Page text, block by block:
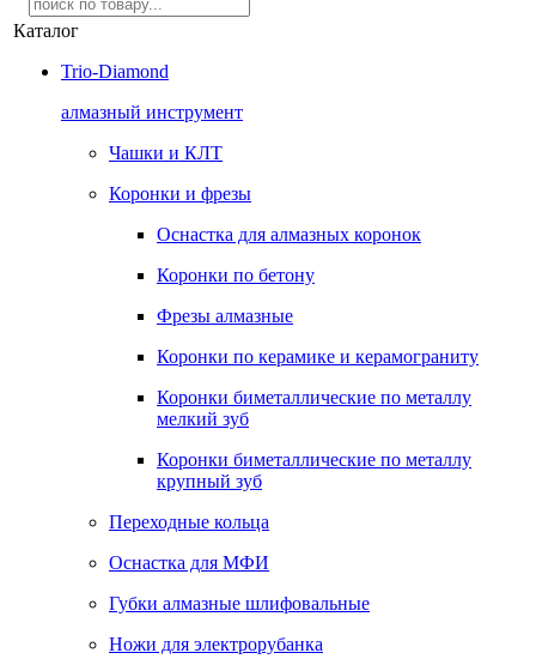
Каталог
Trio-Diamond
алмазный инструмент
Чашки и КЛТ
Коронки и фрезы
Оснастка для алмазных коронок
Коронки по бетону
Фрезы алмазные
Коронки по керамике и керамограниту
Коронки биметаллические по металлу
мелкий зуб
Коронки биметаллические по металлу
крупный зуб
Переходные кольца
Оснастка для МФИ
Губки алмазные шлифовальные
Ножи для электрорубанка